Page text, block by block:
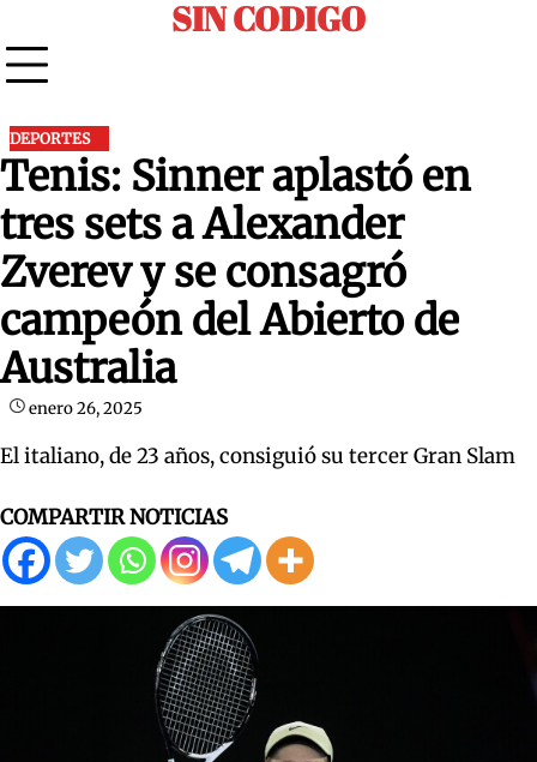
to
content
SIN CODIGO
DEPORTES
Tenis: Sinner aplastó en
tres sets a Alexander
Zverev y se consagró
campeón del Abierto de
Australia
enero 26, 2025
El italiano, de 23 años, consiguió su tercer Gran Slam
COMPARTIR NOTICIAS